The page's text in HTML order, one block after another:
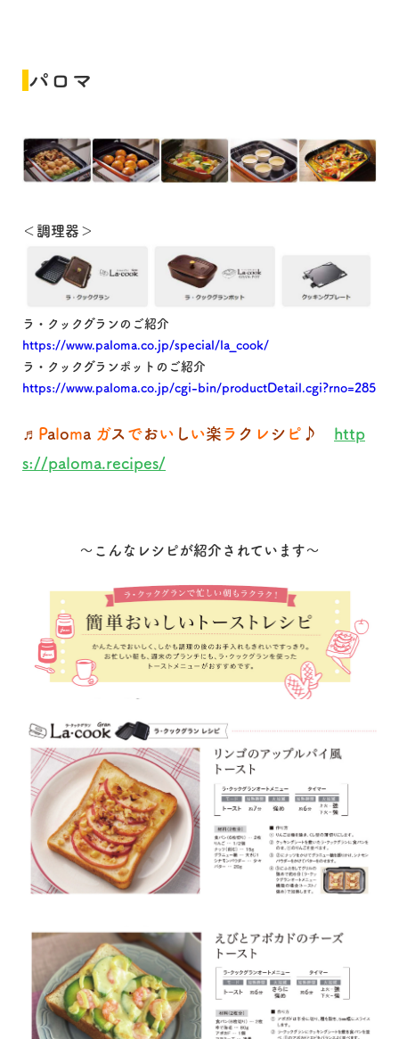
パロマ
＜調理器＞
ラ・クックグランのご紹介
https://www.paloma.co.jp/special/la_cook/
ラ・クックグランポットのご紹介
https://www.paloma.co.jp/cgi-bin/productDetail.cgi?rno=285
♬ Paloma ガス でおい し い楽 ラ ク レ シ ピ ♪
http
s://paloma.recipes/
～こんなレシピが紹介されています～